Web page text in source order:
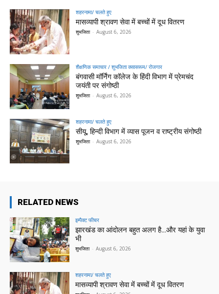
शहरनामा/ चलते हुए
मासव्यापी श्रावण सेवा में बच्चों में दूध वितरण
शुभजिता - August 6, 2026
शैक्षणिक समाचार / शुभजिता क्सासरूम/ रोजगार
बंगवासी मॉर्निंग कॉलेज के हिंदी विभाग में प्रेमचंद
जयंती पर संगोष्ठी
शुभजिता - August 6, 2026
शहरनामा/ चलते हुए
सीयू, हिन्दी विभाग में व्यास पूजन व राष्ट्रीय संगोष्ठी
शुभजिता - August 6, 2026
RELATED NEWS
इम्पैक्ट फीचर
झारखंड का आंदोलन बहुत अलग है…और यहां के युवा
भी
शुभजिता - August 6, 2026
शहरनामा/ चलते हुए
मासव्यापी श्रावण सेवा में बच्चों में दूध वितरण